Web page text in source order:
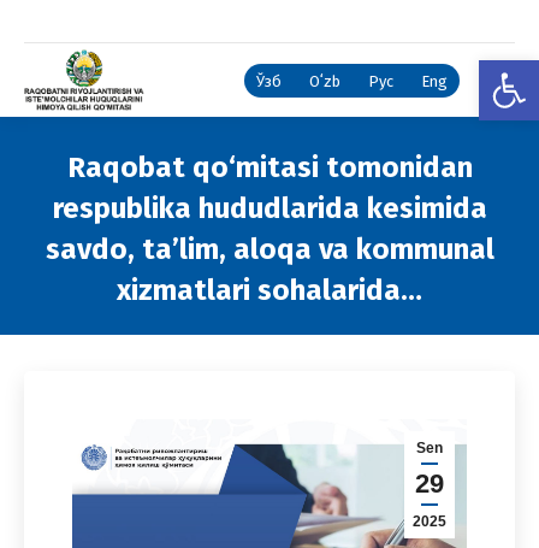
Ўзб Oʻzb Рус Eng
Raqobat qo‘mitasi tomonidan
respublika hududlarida kesimida
savdo, ta’lim, aloqa va kommunal
xizmatlari sohalarida…
Sen
29
2025